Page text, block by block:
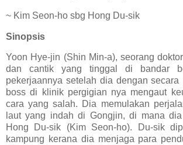
~ Kim Seon-ho sbg Hong Du-sik
Sinopsis
Yoon Hye-jin (Shin Min-a), seorang
dan cantik yang tinggal di bandar
pekerjaannya setelah dia dengan
boss di klinik pergigian nya mengaut
cara yang salah. Dia memulakan
laut yang indah di Gongjin, di mana
Hong Du-sik (Kim Seon-ho). Du-sik
kampung kerana dia menjaga para